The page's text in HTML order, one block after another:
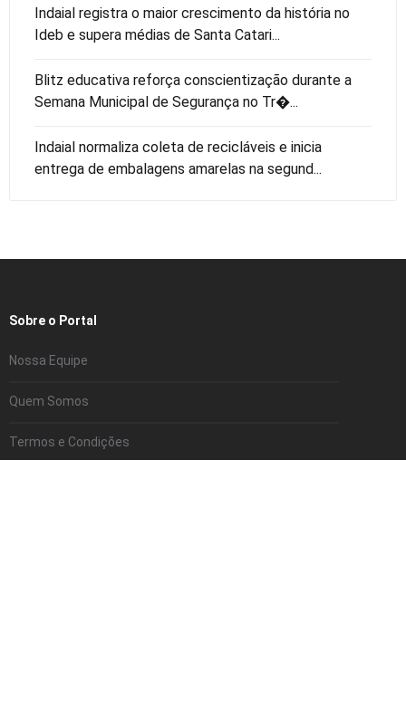
Indaial registra o maior crescimento da história no
Ideb e supera médias de Santa Catari...
Blitz educativa reforça conscientização durante a
Semana Municipal de Segurança no Tr�...
Indaial normaliza coleta de recicláveis e inicia
entrega de embalagens amarelas na segund...
Sobre o Portal
Nossa Equipe
Quem Somos
Termos e Condições